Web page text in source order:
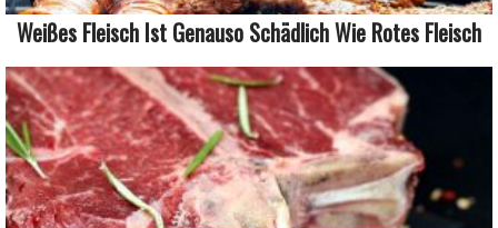
Weißes Fleisch Ist Genauso Schädlich Wie Rotes Fleisch